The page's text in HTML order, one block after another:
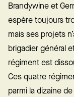
Brandywine et
espère toujours
mais ses projets
brigadier général
régiment est
Ces quatre
parmi la dizaine